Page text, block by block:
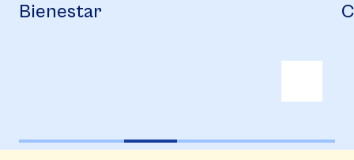
Campus Life